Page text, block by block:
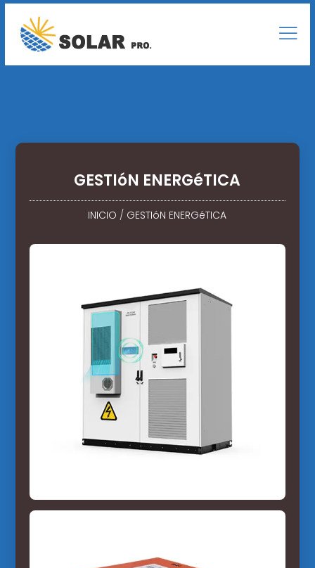
GESTIóN ENERGéTICA
INICIO / GESTIóN ENERGéTICA